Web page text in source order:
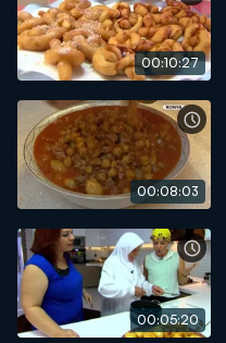
00:10:27
00:08:03
00:05:20